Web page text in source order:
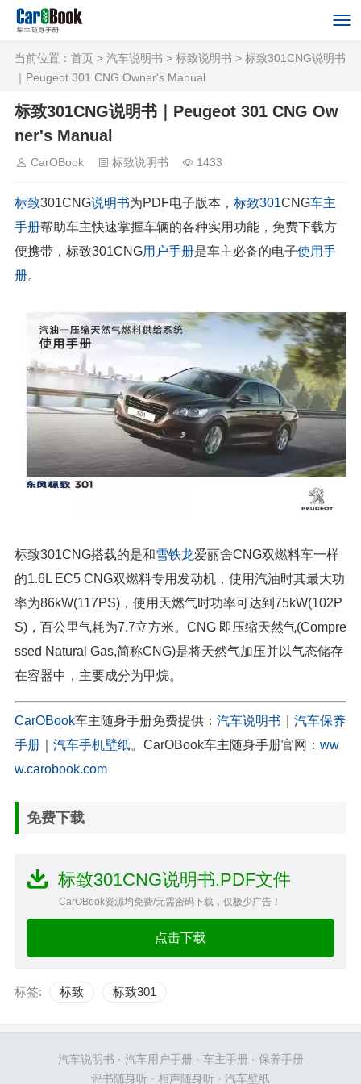
当前位置： 首页 > 汽车说明书 > 标致说明书 > 标致301CNG说明书
｜Peugeot 301 CNG Owner's Manual
标致301CNG说明书｜Peugeot 301 CNG Ow
ner's Manual
CarOBook 标致说明书 1433
标致301CNG说明书为PDF电子版本， 标致301CNG车主
手册帮助车主快速掌握车辆的各种实用功能，免费下载方
便携带，标致301CNG用户手册是车主必备的电子使用手
册。
标致301CNG搭载的是和雪铁龙爱丽舍CNG双燃料车一样
的1.6L EC5 CNG双燃料专用发动机，使用汽油时其最大功
率为86kW(117PS)，使用天燃气时功率可达到75kW(102P
S)，百公里气耗为7.7立方米。CNG 即压缩天然气(Compre
ssed Natural Gas,简称CNG)是将天然气加压并以气态储存
在容器中，主要成分为甲烷。
CarOBook车主随身手册免费提供： 汽车说明书
汽车保养
手册
汽车手机壁纸。CarOBook车主随身手册官网： ww
w.carobook.com
免费下载
标致301CNG说明书.PDF文件
CarOBook资源均免费/无需密码下载，仅极少广告！
点击下载
标签: 标致 标致301
汽车说明书 · 汽车用户手册· 车主手册· 保养手册
评书随身听 · 相声随身听 · 汽车壁纸